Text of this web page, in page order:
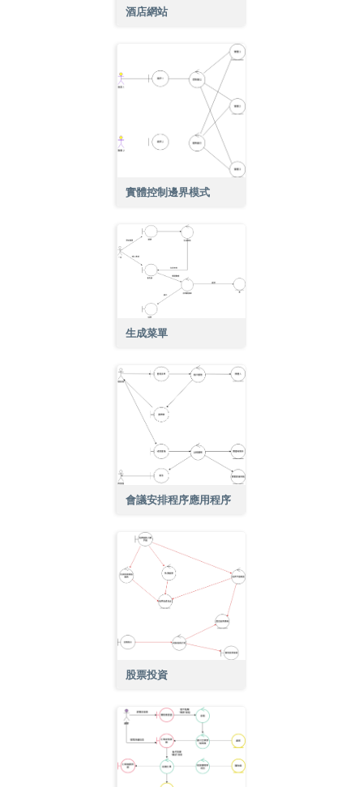
酒店網站
實體控制邊界模式
生成菜單
會議安排程序應用程序
股票投資